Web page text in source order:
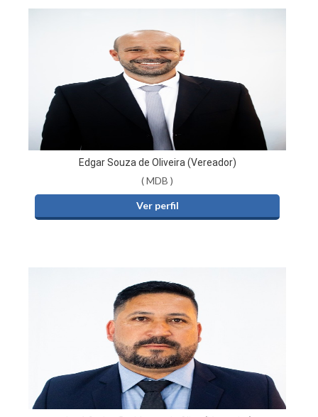
Edgar Souza de Oliveira (Vereador)
( MDB )
Ver perfil